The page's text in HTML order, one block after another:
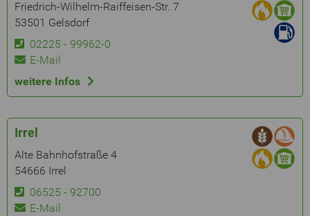
Friedrich-Wilhelm-Raiffeisen-Str. 7
53501 Gelsdorf
02225 - 99962-0
E-Mail
weitere Infos
Irrel
Alte Bahnhofstraße 4
54666 Irrel
06525 - 92700
E-Mail